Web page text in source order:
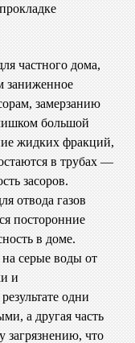
частного дома,
заниженное
замерзанию
большой
жидких фракций,
в трубах —
засоров.
отвода газов
посторонние
в доме.
серые воды от
и
одни
а другая часть
загрязнению, что